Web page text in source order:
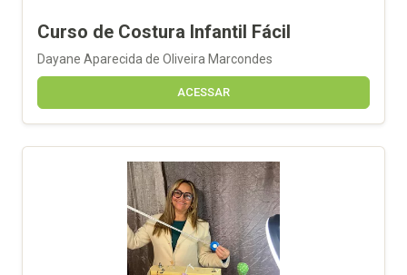
Curso de Costura Infantil Fácil
Dayane Aparecida de Oliveira Marcondes
ACESSAR